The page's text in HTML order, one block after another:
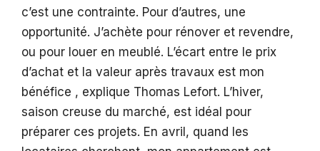
c’est une contrainte. Pour d’autres, une
opportunité. J’achète pour rénover et revendre,
ou pour louer en meublé. L’écart entre le prix
d’achat et la valeur après travaux est mon
bénéfice , explique Thomas Lefort. L’hiver,
saison creuse du marché, est idéal pour
préparer ces projets. En avril, quand les